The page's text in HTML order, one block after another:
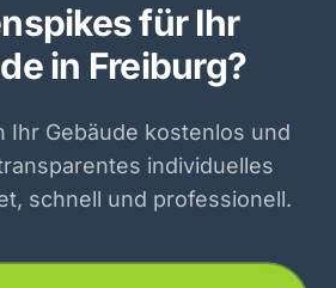
für Ihr
in Freiburg?
Ihr Gebäude kostenlos und
individuelles
schnell und professionell.